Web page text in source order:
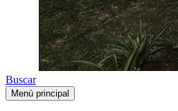
Buscar
Menú principal